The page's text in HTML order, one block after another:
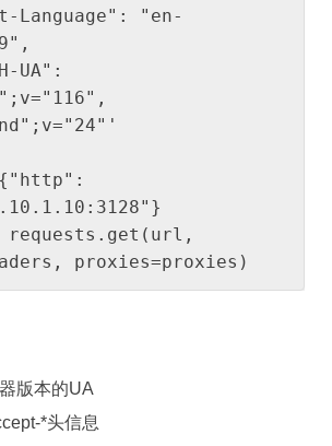
requests.get(url,
proxies=proxies)
版本的UA
*头信息